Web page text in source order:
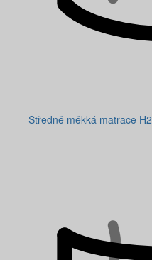
Středně měkká matrace H2